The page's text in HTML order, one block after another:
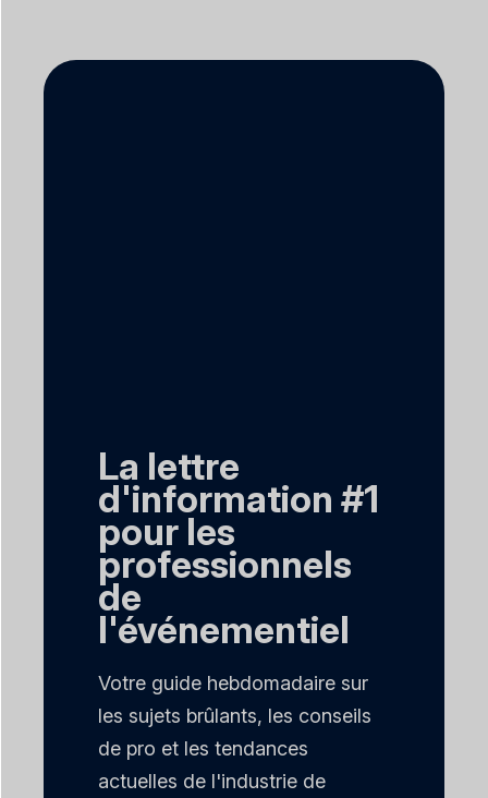
La lettre
d'information #1
pour les
professionnels
de
l'événementiel
Votre guide hebdomadaire sur
les sujets brûlants, les conseils
de pro et les tendances
actuelles de l'industrie de